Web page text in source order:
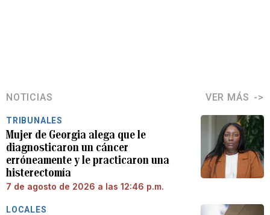
NOTICIAS VER MÁS
TRIBUNALES
Mujer de Georgia alega que le
diagnosticaron un cáncer
erróneamente y le practicaron una
histerectomía
7 de agosto de 2026 a las 12:46 p.m.
LOCALES